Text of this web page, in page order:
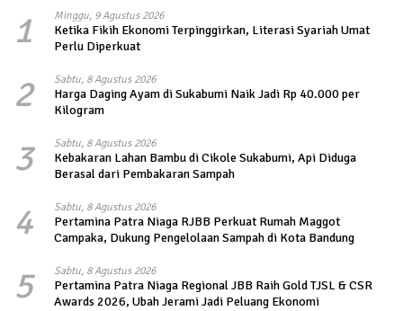
1 Minggu, 9 Agustus 2026
Ketika Fikih Ekonomi Terpinggirkan, Literasi Syariah Umat
Perlu Diperkuat
2 Sabtu, 8 Agustus 2026
Harga Daging Ayam di Sukabumi Naik Jadi Rp 40.000 per
Kilogram
3 Sabtu, 8 Agustus 2026
Kebakaran Lahan Bambu di Cikole Sukabumi, Api Diduga
Berasal dari Pembakaran Sampah
4 Sabtu, 8 Agustus 2026
Pertamina Patra Niaga RJBB Perkuat Rumah Maggot
Campaka, Dukung Pengelolaan Sampah di Kota Bandung
5 Sabtu, 8 Agustus 2026
Pertamina Patra Niaga Regional JBB Raih Gold TJSL & CSR
Awards 2026, Ubah Jerami Jadi Peluang Ekonomi